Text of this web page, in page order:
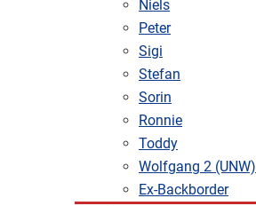
Niels
Peter
Sigi
Stefan
Sorin
Ronnie
Toddy
Wolfgang 2 (UNW)
Ex-Backborder